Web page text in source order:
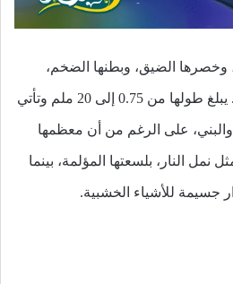
وخصرها الضيق، وبطنها الضخم،
وزوج من قرون الاستشعار. يبلغ طولها من 0.75 إلى 20 ملم وتأتي
على الرغم من أن معظمها
نمل النار، بلسعتها المؤلمة، بينما
جسيمة للأشياء الخشبية.